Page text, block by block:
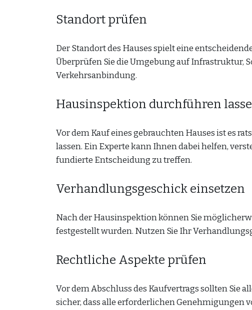
Standort prüfen
Der Standort des Hauses spielt eine
Überprüfen Sie die Umgebung auf Infrastruktur,
Verkehrsanbindung.
Hausinspektion durchführen
Vor dem Kauf eines gebrauchten Hauses ist es
lassen. Ein Experte kann Ihnen dabei helfen,
fundierte Entscheidung zu treffen.
Verhandlungsgeschick einsetzen
Nach der Hausinspektion können Sie
festgestellt wurden. Nutzen Sie Ihr
Rechtliche Aspekte prüfen
Vor dem Abschluss des Kaufvertrags sollten Sie
sicher, dass alle erforderlichen Genehmigungen